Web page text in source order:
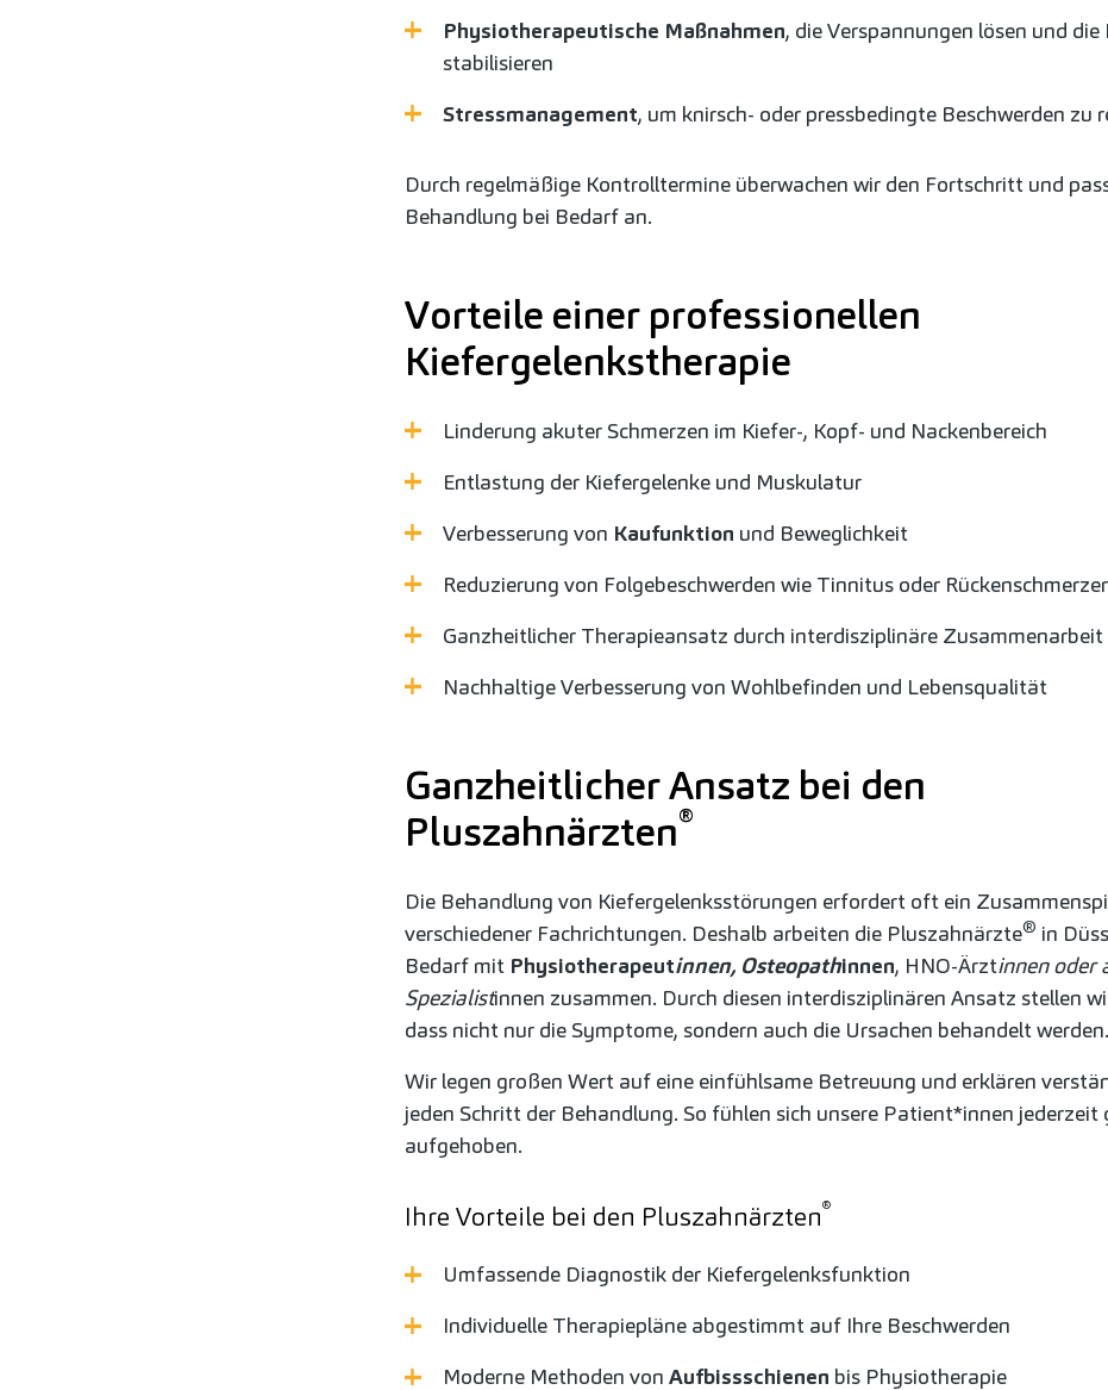
Physiotherapeutische Maßnahmen, die Verspannungen lösen und
stabilisieren
Stressmanagement, um knirsch- oder pressbedingte Beschwerden zu
Durch regelmäßige Kontrolltermine überwachen wir den Fortschritt und
Behandlung bei Bedarf an.
Vorteile einer professionellen
Kiefergelenkstherapie
Linderung akuter Schmerzen im Kiefer-, Kopf- und Nackenbereich
Entlastung der Kiefergelenke und Muskulatur
Verbesserung von Kaufunktion und Beweglichkeit
Reduzierung von Folgebeschwerden wie Tinnitus oder
Ganzheitlicher Therapieansatz durch interdisziplinäre Zusammenarbeit
Nachhaltige Verbesserung von Wohlbefinden und Lebensqualität
Ganzheitlicher Ansatz bei den
Pluszahnärzten®
Die Behandlung von Kiefergelenksstörungen erfordert oft ein
verschiedener Fachrichtungen. Deshalb arbeiten die Pluszahnärzte® in
Bedarf mit Physiotherapeutinnen, Osteopathinnen, HNO-Ärztinnen oder
Spezialistinnen zusammen. Durch diesen interdisziplinären Ansatz stellen
dass nicht nur die Symptome, sondern auch die Ursachen behandelt werden.
Wir legen großen Wert auf eine einfühlsame Betreuung und erklären
jeden Schritt der Behandlung. So fühlen sich unsere Patient*innen jederzeit
aufgehoben.
Ihre Vorteile bei den Pluszahnärzten®
Umfassende Diagnostik der Kiefergelenksfunktion
Individuelle Therapiepläne abgestimmt auf Ihre Beschwerden
Moderne Methoden von Aufbissschienen bis Physiotherapie